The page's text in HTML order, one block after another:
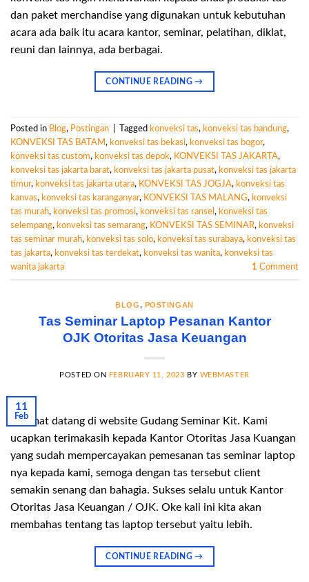
dan paket merchandise yang digunakan untuk kebutuhan
acara ada baik itu acara kantor, seminar, pelatihan, diklat,
reuni dan lainnya, ada berbagai.
CONTINUE READING→
Posted in Blog, Postingan Tagged konveksi tas, konveksi tas bandung,
KONVEKSI TAS BATAM, konveksi tas bekasi, konveksi tas bogor,
konveksi tas custom, konveksi tas depok, KONVEKSI TAS JAKARTA,
konveksi tas jakarta barat, konveksi tas jakarta pusat, konveksi tas jakarta
timur, konveksi tas jakarta utara, KONVEKSI TAS JOGJA, konveksi tas
kanvas, konveksi tas karanganyar, KONVEKSI TAS MALANG, konveksi
tas murah, konveksi tas promosi, konveksi tas ransel , konveksi tas
selempang, konveksi tas semarang, KONVEKSI TAS SEMINAR, konveksi
tas seminar murah, konveksi tas solo, konveksi tas surabaya, konveksi tas
tas jakarta, konveksi tas terdekat, konveksi tas wanita, konveksi tas
wanita jakarta
1 Comment
BLOG, POSTINGAN
Tas Seminar Laptop Pesanan Kantor
OJK Otoritas Jasa Keuangan
POSTED ON FEBRUARY 11, 2023 BY WEBMASTER
11
Feb
Selamat datang di website Gudang Seminar Kit. Kami
ucapkan terimakasih kepada Kantor Otoritas Jasa Kuangan
yang sudah mempercayakan pemesanan tas seminar laptop
nya kepada kami, semoga dengan tas tersebut client
semakin senang dan bahagia. Sukses selalu untuk Kantor
Otoritas Jasa Keuangan / OJK. Oke kali ini kita akan
membahas tentang tas laptop tersebut yaitu lebih.
CONTINUE READING→